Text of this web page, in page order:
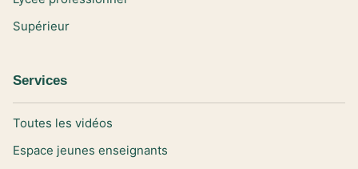
Supérieur
Services
Toutes les vidéos
Espace jeunes enseignants